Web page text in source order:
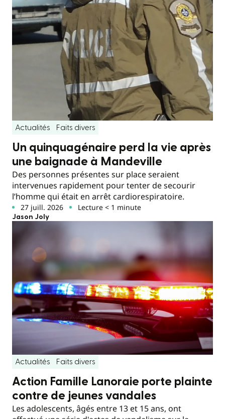
Actualités Faits divers
Un quinquagénaire perd la vie après
une baignade à Mandeville
Des personnes présentes sur place seraient
intervenues rapidement pour tenter de secourir
l’homme qui était en arrêt cardiorespiratoire.
27 juill. 2026 Lecture < 1 minute
Jason Joly
Actualités Faits divers
Action Famille Lanoraie porte plainte
contre de jeunes vandales
Les adolescents, âgés entre 13 et 15 ans, ont